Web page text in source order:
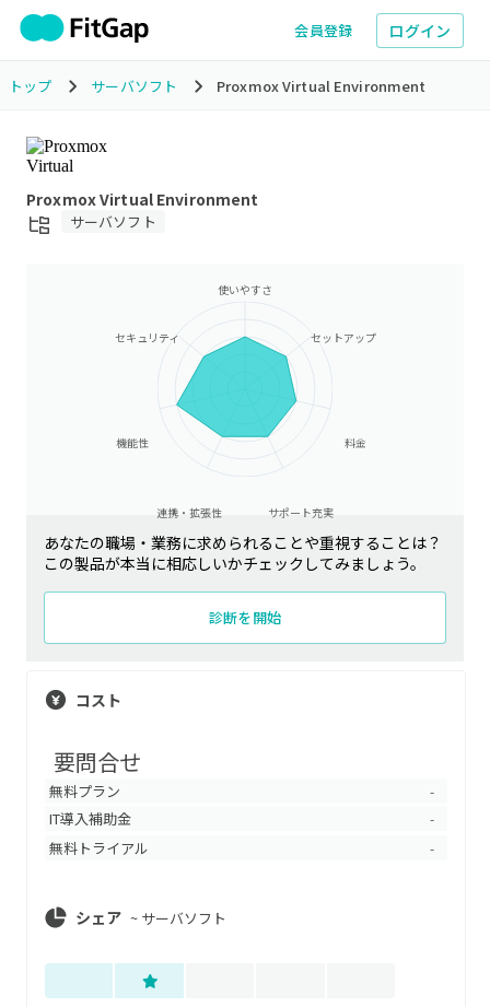
会員登録 ログイン
トップ サーバソフト Proxmox Virtual Environment
Proxmox Virtual Environment
サーバソフト
使いやすさ
セットアップ
料金
サポート充実
連携・拡張性
機能性
セキュリティ
あなたの職場・業務に求められることや重視することは？
この製品が本当に相応しいかチェックしてみましょう。
診断を開始
コスト
要問合せ
無料プラン -
IT導入補助金 -
無料トライアル -
シェア ~ サーバソフト